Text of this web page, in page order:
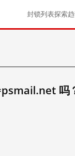
封锁列表探索
吗